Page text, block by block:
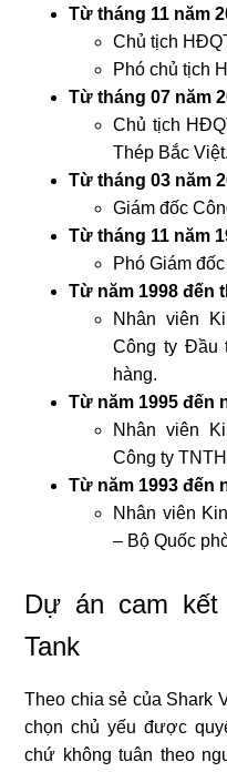
Từ tháng 11 năm
Chủ tịch
Phó chủ tịch
Từ tháng 07 năm
Chủ tịch
Thép Bắc Việt.
Từ tháng 03 năm
Giám đốc
Từ tháng 11 năm
Phó Giám
Từ năm 1998 đến
Nhân viên
Công ty Đầu
hàng.
Từ năm 1995 đến
Nhân viên
Công ty
Từ năm 1993 đến
Nhân viên
– Bộ Quốc
Dự án cam
Tank
Theo chia sẻ của Shark
chọn chủ yếu được
chứ không tuân theo